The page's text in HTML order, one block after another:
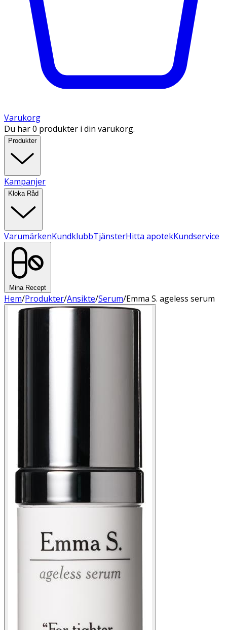
Varukorg
Du har 0 produkter i din varukorg.
Produkter
Kampanjer
Kloka Råd
VarumärkenKundklubbTjänsterHitta apotekKundservice
Mina Recept
Hem/Produkter/Ansikte/Serum/Emma S. ageless serum